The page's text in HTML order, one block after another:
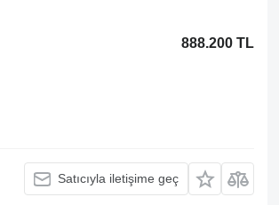
888.200 TL
Satıcıyla iletişime geç